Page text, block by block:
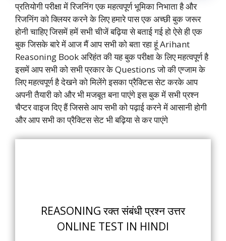
प्रतियोगी परीक्षा में रिजनिंग एक महत्वपूर्ण भूमिका निभाता है और
रिजनिंग को क्लियर करने के लिए हमारे पास एक अच्छी बुक जरूर
होनी चाहिए जिसमें हमें सभी चीजें बढ़िया से बताई गई हो ऐसे ही एक
बुक जिसके बारे में आज मैं आप सभी को बता रहा हूं Arihant
Reasoning Book अरिहंत की यह बुक परीक्षा के लिए महत्वपूर्ण है
इसमें आप सभी को सभी प्रकार के Questions जो की एग्जाम के
लिए महत्वपूर्ण है देखने को मिलेंगे इसका प्रैक्टिस सेट करके आप
अपनी तैयारी को और भी मजबूत बना पाएंगे इस बुक में सभी प्रश्न
चैप्टर वाइज दिए हैं जिससे आप सभी को पढ़ाई करने में आसानी होगी
और आप सभी का प्रैक्टिस सेट भी बढ़िया से कर पाएंगे
REASONING रक्त संबंधी प्रश्न उत्तर
ONLINE TEST IN HINDI